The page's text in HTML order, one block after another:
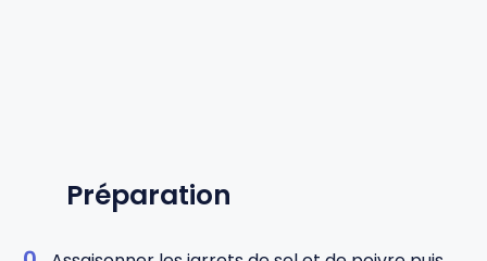
Préparation